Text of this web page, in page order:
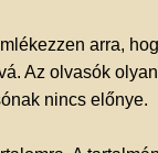
arra,
Az olvasók
nincs előnye.